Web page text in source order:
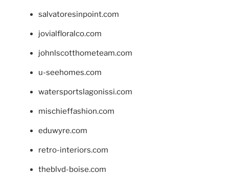
salvatoresinpoint.com
jovialfloralco.com
johnlscotthometeam.com
u-seehomes.com
watersportslagonissi.com
mischieffashion.com
eduwyre.com
retro-interiors.com
theblvd-boise.com